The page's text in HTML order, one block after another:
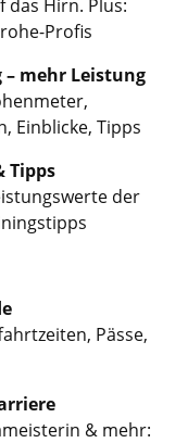
das Hirn. Plus:
Profis
mehr Leistung
Einblicke, Tipps
Tipps
der
Pässe,
& mehr: